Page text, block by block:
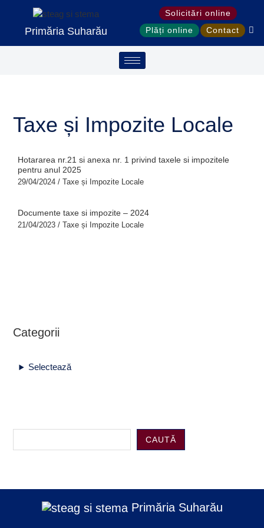
conținutPrimăria Suharău
Solicitări online
Plăți online
Contact
Taxe și Impozite Locale
Hotararea nr.21 si anexa nr. 1 privind taxele si impozitele
pentru anul 2025
29/04/2024 / Taxe și Impozite Locale
Documente taxe si impozite – 2024
21/04/2023 / Taxe și Impozite Locale
Categorii
Selectează
CAUTĂ
Primăria Suharău